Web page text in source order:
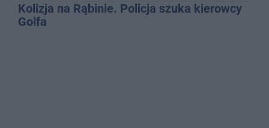
Kolizja na Rąbinie. Policja szuka kierowcy
Golfa